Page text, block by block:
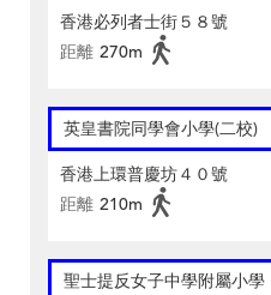
香港必列者士街５８號
距離 270m
英皇書院同學會小學(二校)
香港上環普慶坊４０號
距離 210m
聖士提反女子中學附屬小學